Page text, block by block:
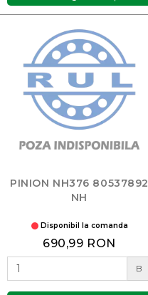
PINION NH376 80537892
NH
Disponibil la comanda
690,99 RON
B